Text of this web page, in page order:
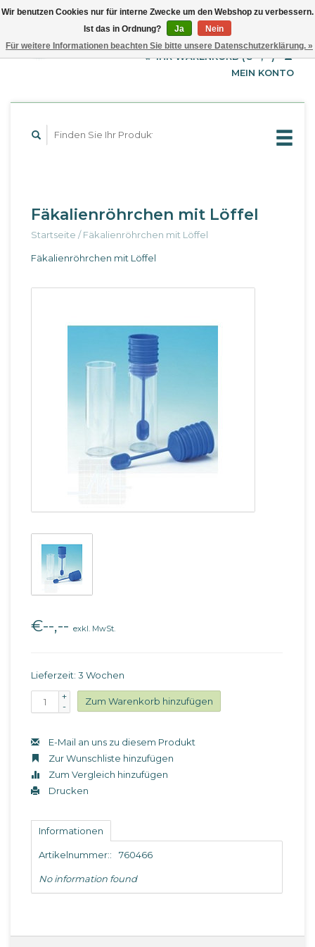
EUR
GBP
USD
English
Français
IHR WARENKORB (€--,--)
MEIN KONTO
Fäkalienröhrchen mit Löffel
Startseite /Fäkalienröhrchen mit Löffel
Fäkalienröhrchen mit Löffel
€--,-- exkl. MwSt.
Lieferzeit: 3 Wochen
+
-
Zum Warenkorb hinzufügen
E-Mail an uns zu diesem Produkt
Zur Wunschliste hinzufügen
Zum Vergleich hinzufügen
Drucken
Informationen
Artikelnummer:: 760466
No information found
Wir benutzen Cookies nur für interne Zwecke um den Webshop zu verbessern.
Ist das in Ordnung?
Ja
Nein
Für weitere Informationen beachten Sie bitte unsere Datenschutzerklärung. »